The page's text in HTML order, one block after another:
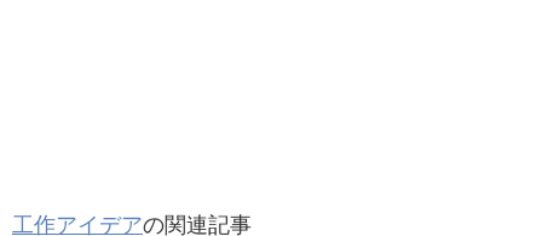
工作アイデアの関連記事